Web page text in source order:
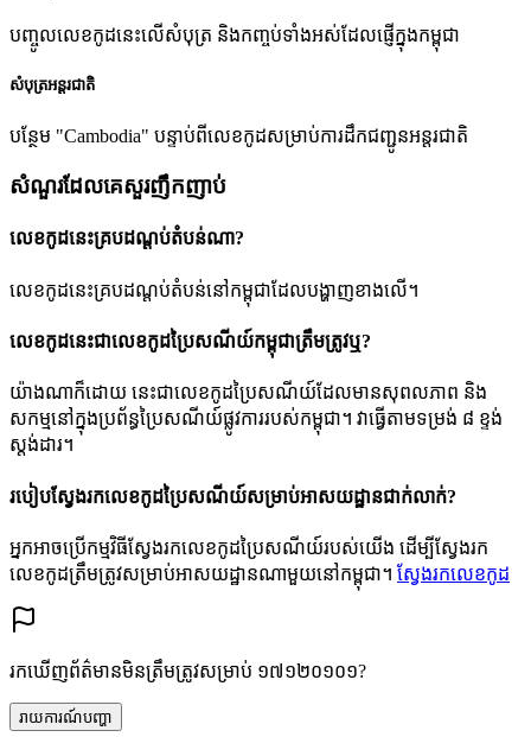
បញ្ចូលលេខកូដនេះលើសំបុត្រ និងកញ្ចប់ទាំងអស់ដែលផ្ញើក្នុងកម្ពុជា
សំបុត្រអន្តរជាតិ
បន្ថែម "Cambodia" បន្ទាប់ពីលេខកូដសម្រាប់ការដឹកជញ្ជូនអន្តរជាតិ
សំណួរដែលគេសួរញឹកញាប់
លេខកូដនេះគ្របដណ្តប់តំបន់ណា?
លេខកូដនេះគ្របដណ្តប់តំបន់នៅកម្ពុជាដែលបង្ហាញខាងលើ។
លេខកូដនេះជាលេខកូដប្រៃសណីយ៍កម្ពុជាត្រឹមត្រូវឬ?
យ៉ាងណាក៏ដោយ នេះជាលេខកូដប្រៃសណីយ៍ដែលមានសុពលភាព និង
សកម្មនៅក្នុងប្រព័ន្ធប្រៃសណីយ៍ផ្លូវការរបស់កម្ពុជា។ វាធ្វើតាមទម្រង់ ៨ ខ្ទង់
ស្តង់ដារ។
របៀបស្វែងរកលេខកូដប្រៃសណីយ៍សម្រាប់អាសយដ្ឋានជាក់លាក់?
អ្នកអាចប្រើកម្មវិធីស្វែងរកលេខកូដប្រៃសណីយ៍របស់យើង ដើម្បីស្វែងរក
លេខកូដត្រឹមត្រូវសម្រាប់អាសយដ្ឋានណាមួយនៅកម្ពុជា។ ស្វែងរកលេខកូដ
រកឃើញព័ត៌មានមិនត្រឹមត្រូវសម្រាប់ ១៧១២០១០១?
រាយការណ៍បញ្ហា